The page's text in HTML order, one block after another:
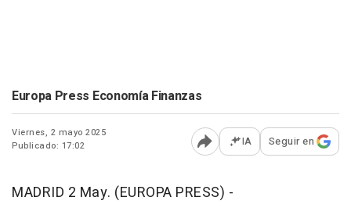
Europa Press Economía Finanzas
Viernes, 2 mayo 2025
Publicado: 17:02
Abrir opciones para
IA Seguir en
MADRID 2 May. (EUROPA PRESS) -